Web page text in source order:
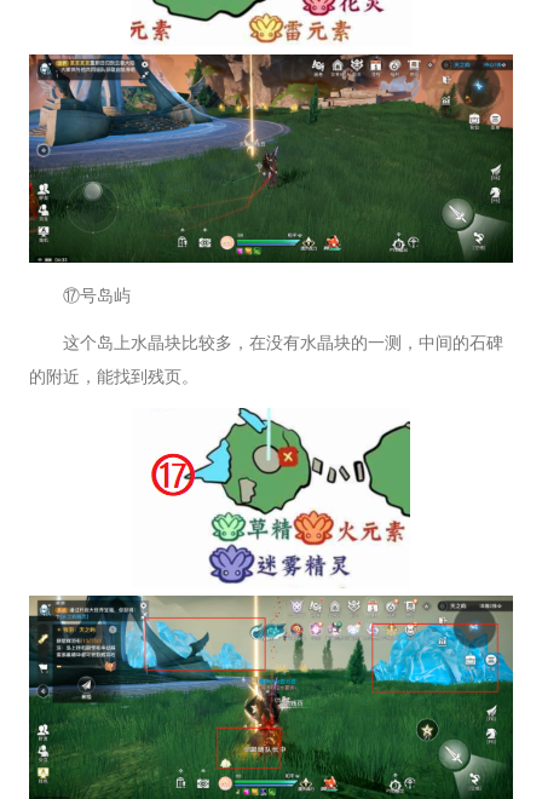
⑰号岛屿
这个岛上水晶块比较多，在没有水晶块的一测，中间的石碑
的附近，能找到残页。